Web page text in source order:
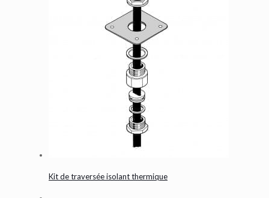
Kit de traversée isolant thermique